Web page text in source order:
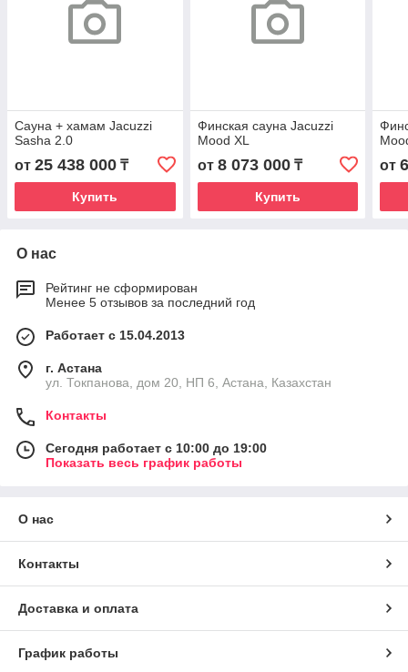
Сауна + хамам Jacuzzi
Sasha 2.0
от 25 438 000 ₸
Купить
Финская сауна Jacuzzi
Mood ХL
от 8 073 000₸
Купить
от
О нас
Рейтинг не сформирован
Менее 5 отзывов за последний год
Работает с 15.04.2013
г. Астана
ул. Токпанова, дом 20, НП 6, Астана, Казахстан
Контакты
Сегодня работает с 10:00 до 19:00
Показать весь график работы
О нас
Контакты
Доставка и оплата
График работы